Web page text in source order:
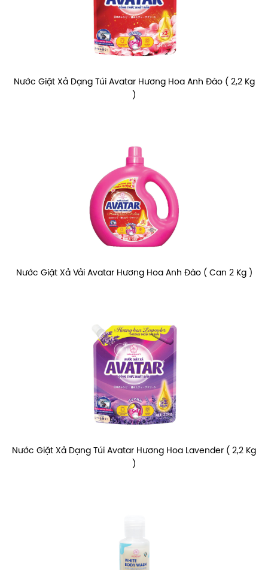
Nước Giặt Xả Dạng Túi Avatar Hương Hoa Anh Đào ( 2,2 Kg
)
Nước Giặt Xả Vải Avatar Hương Hoa Anh Đào ( Can 2 Kg )
Nước Giặt Xả Dạng Túi Avatar Hương Hoa Lavender ( 2,2 Kg
)